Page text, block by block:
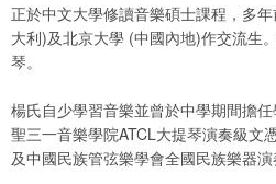
正於中文大學修讀音樂碩士課程，多
大利)及北京大學 (中國內地)作交流生
琴。
楊氏自少學習音樂並曾於中學期間擔
聖三一音樂學院ATCL大提琴演奏級文
及中國民族管弦樂學會全國民族樂器演